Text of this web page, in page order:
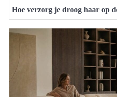
Hoe verzorg je droog haar op